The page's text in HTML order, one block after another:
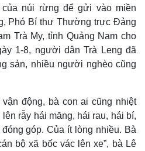
Thị trường
núi rừng để gửi vào miền
Phó Bí thư Thường trực Đảng
Trà My, tỉnh Quảng Nam cho
1-8, người dân Trà Leng đã
sản, nhiều người nghèo cũng
động, bà con ai cũng nhiệt
rẫy hái măng, hái rau, hái bí,
góp. Của ít lòng nhiều. Bà
bộ xã bốc vác lên xe”, bà Lê